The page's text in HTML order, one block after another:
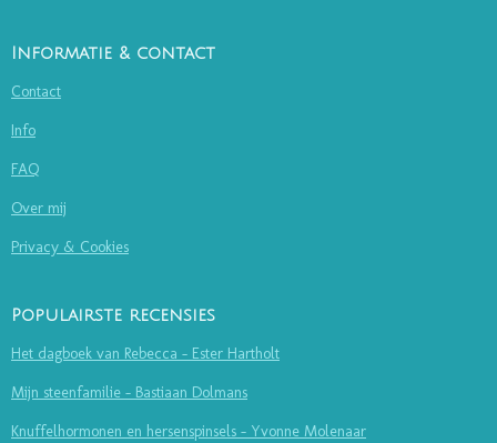
Informatie & contact
Contact
Info
FAQ
Over mij
Privacy & Cookies
Populairste recensies
Het dagboek van Rebecca - Ester Hartholt
Mijn steenfamilie - Bastiaan Dolmans
Knuffelhormonen en hersenspinsels - Yvonne Molenaar